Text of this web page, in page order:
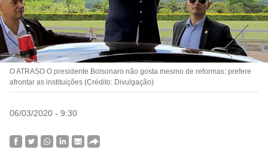
O ATRASO O presidente Bolsonaro não gosta mesmo de reformas: prefere
afrontar as instituições (Crédito: Divulgação)
06/03/2020 - 9:30